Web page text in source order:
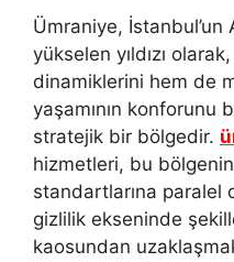
Ümraniye, İstanbul’un
yükselen yıldızı
dinamiklerini hem de
yaşamının konforunu
stratejik bir bölgedir.
hizmetleri, bu
standartlarına paralel
gizlilik ekseninde
kaosundan